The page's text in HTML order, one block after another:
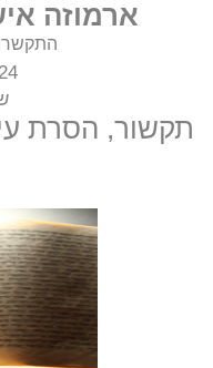
ארמוזה
תקשור, הסרת